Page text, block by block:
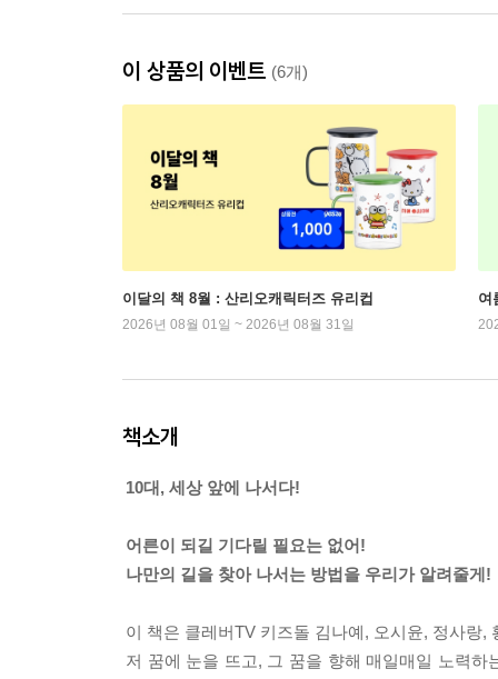
이 상품의 이벤트 (6개)
이달의 책 8월 : 산리오캐릭터즈 유리컵
2026년 08월 01일 ~ 2026년 08월 31일
여
책소개
10대, 세상 앞에 나서다!
어른이 되길 기다릴 필요는 없어!
나만의 길을 찾아 나서는 방법을 우리가 알려줄게!
이 책은 클레버TV 키즈돌 김나예, 오시윤, 정사랑
저 꿈에 눈을 뜨고, 그 꿈을 향해 매일매일 노력